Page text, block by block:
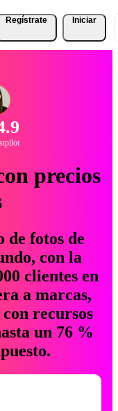
Regístrate Iniciar
precios
de fotos de
con la
clientes en
a marcas,
recursos
un 76 %